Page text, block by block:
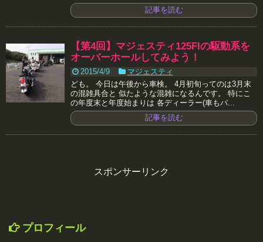
記事を読む
【第4回】マジェスティ125FIの駆動系を
オーバーホールしてみよう！
2015/4/9
マジェスティ
ども。 今日は午後から車検。 4月初旬ってのは3月末
の混雑具合と 似たような混雑になるんです。 特にこ
の年度末と年度始まりは 各ディーラー(車もバ...
記事を読む
スポンサーリンク
プロフィール